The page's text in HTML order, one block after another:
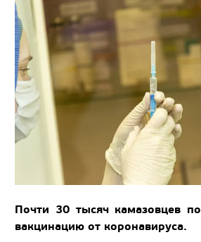
Почти 30 тысяч камазовцев
вакцинацию от коронавируса.